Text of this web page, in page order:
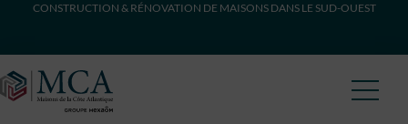
CONSTRUCTION & RÉNOVATION DE MAISONS DANS LE SUD-OUEST